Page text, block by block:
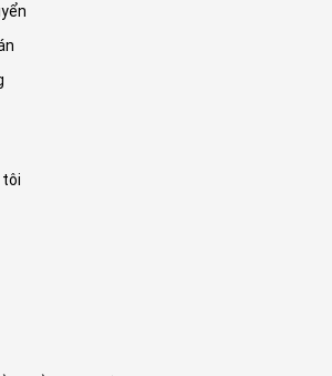
tôi